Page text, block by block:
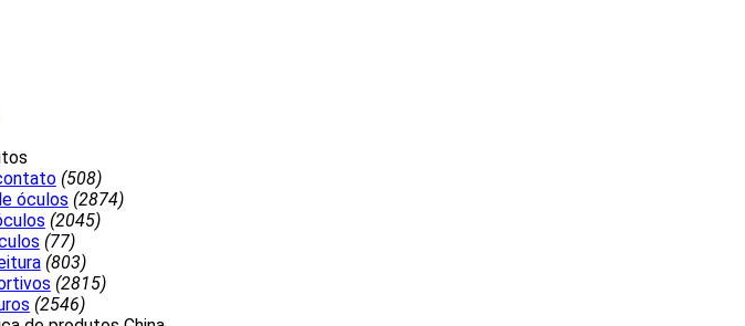
(508)
óculos (2874)
(2045)
(77)
(803)
(2815)
(2546)